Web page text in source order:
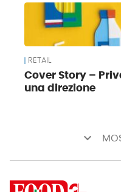
RETAIL
Cover Story –
una direzione
keyboard_arrow_down